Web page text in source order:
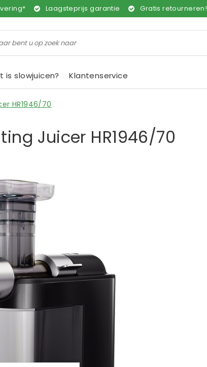
Laagsteprijs garantie Gratis retourneren!
is slowjuicen? Klantenservice
HR1946/70
Juicer HR1946/70